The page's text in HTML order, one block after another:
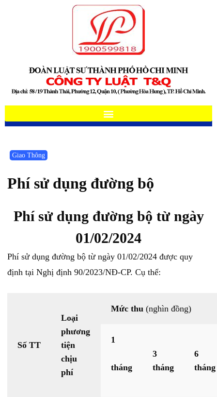
Giao Thông
Phí sử dụng đường bộ
Phí sử dụng đường bộ từ ngày
01/02/2024
Phí sử dụng đường bộ từ ngày 01/02/2024 được quy
định tại Nghị định 90/2023/NĐ-CP. Cụ thể:
Số TT
Loại
phương
tiện
chịu
phí
Mức thu (nghìn đồng)
1
tháng
3
tháng
6
tháng